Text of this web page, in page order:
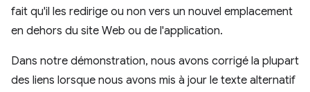
fait qu'il les redirige ou non vers un nouvel emplacement
en dehors du site Web ou de l'application.
Dans notre démonstration, nous avons corrigé la plupart
des liens lorsque nous avons mis à jour le texte alternatif